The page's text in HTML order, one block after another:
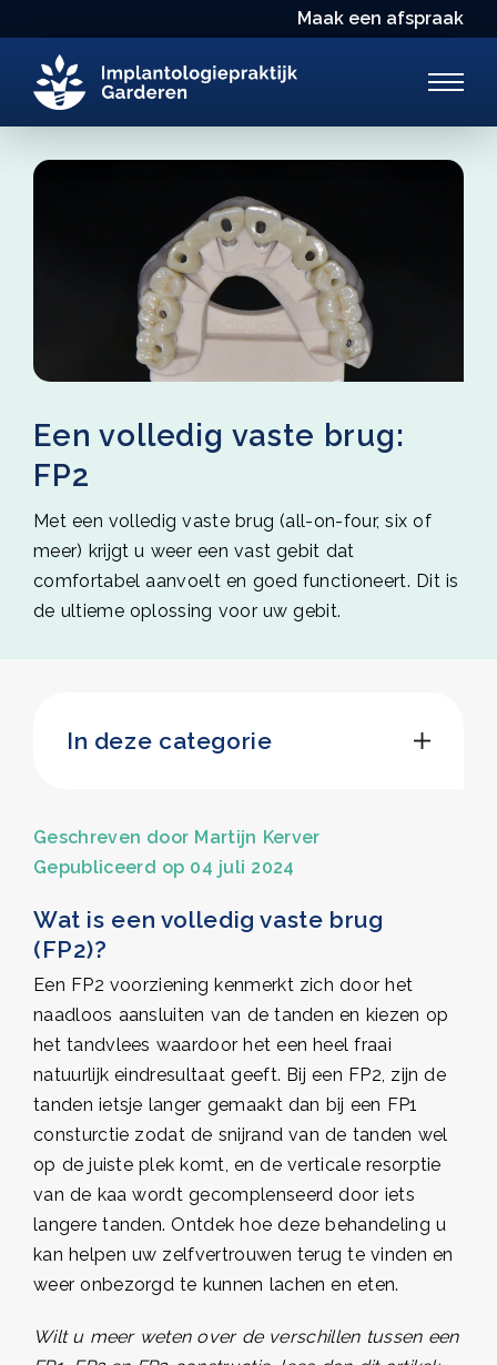
Maak een afspraak
Een volledig vaste brug:
FP2
Met een volledig vaste brug (all-on-four, six of
meer) krijgt u weer een vast gebit dat
comfortabel aanvoelt en goed functioneert. Dit is
de ultieme oplossing voor uw gebit.
In deze categorie
Vacatures
Geschreven door Martijn Kerver
Gepubliceerd op 04 juli 2024
Wat is een volledig vaste brug
(FP2)?
Een FP2 voorziening kenmerkt zich door het
naadloos aansluiten van de tanden en kiezen op
het tandvlees waardoor het een heel fraai
natuurlijk eindresultaat geeft. Bij een FP2, zijn de
tanden ietsje langer gemaakt dan bij een FP1
consturctie zodat de snijrand van de tanden wel
op de juiste plek komt, en de verticale resorptie
van de kaa wordt gecomplenseerd door iets
langere tanden. Ontdek hoe deze behandeling u
kan helpen uw zelfvertrouwen terug te vinden en
weer onbezorgd te kunnen lachen en eten.
Wilt u meer weten over de verschillen tussen een